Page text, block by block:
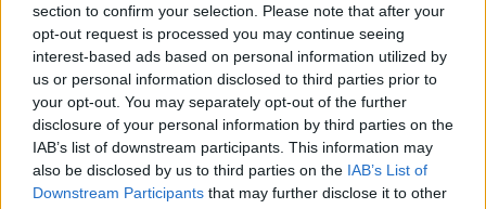
section to confirm your selection. Please note that after your
opt-out request is processed you may continue seeing
interest-based ads based on personal information utilized by
us or personal information disclosed to third parties prior to
your opt-out. You may separately opt-out of the further
disclosure of your personal information by third parties on the
IAB’s list of downstream participants. This information may
also be disclosed by us to third parties on the IAB’s List of
Downstream Participants that may further disclose it to other
«Sing for Greece 2026»: Πώς θα ψηφίσουμε για
την ανάδειξη του ελληνικού τραγουδιού της
Eurovision
Την Τετάρτη 11 Φεβρουαρίου διοργανώνεται ο Α’ Ημιτελικός
και για πρώτη φορά μπορούν να ψηφίσουν online και οι
Έλληνες του εξωτερικού!
Συντακτική